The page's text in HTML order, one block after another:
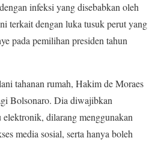
infeksi yang disebabkan oleh
terkait dengan luka tusuk perut yang
pada pemilihan presiden tahun
tahanan rumah, Hakim de Moraes
Bolsonaro. Dia diwajibkan
elektronik, dilarang menggunakan
media sosial, serta hanya boleh